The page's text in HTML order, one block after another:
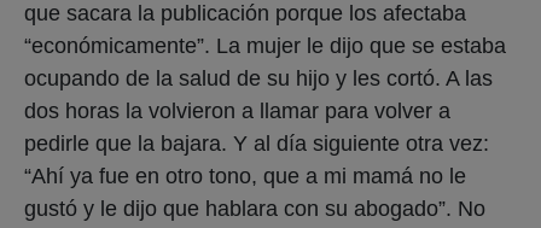
que sacara la publicación porque los afectaba
“económicamente”. La mujer le dijo que se estaba
ocupando de la salud de su hijo y les cortó. A las
dos horas la volvieron a llamar para volver a
pedirle que la bajara. Y al día siguiente otra vez:
“Ahí ya fue en otro tono, que a mi mamá no le
gustó y le dijo que hablara con su abogado”. No